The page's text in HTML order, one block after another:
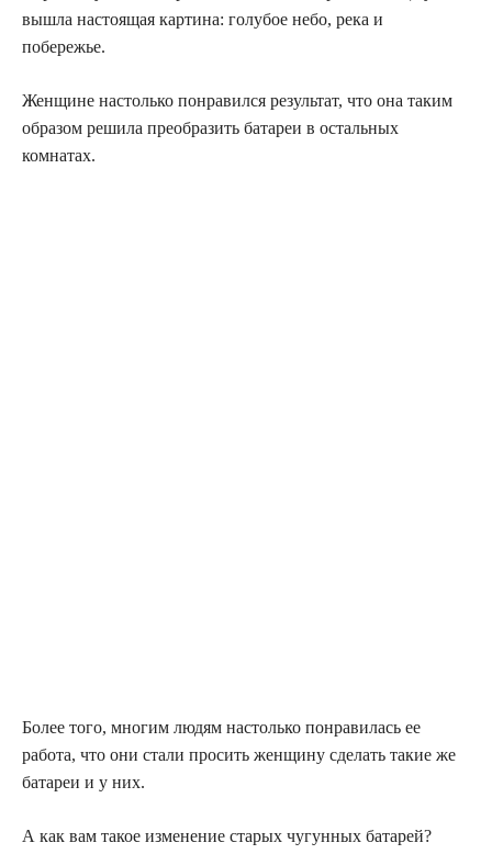
вышла настоящая картина: голубое небо, река и
побережье.
Женщине настолько понравился результат, что она таким
образом решила преобразить батареи в остальных
комнатах.
Более того, многим людям настолько понравилась ее
работа, что они стали просить женщину сделать такие же
батареи и у них.
А как вам такое изменение старых чугунных батарей?